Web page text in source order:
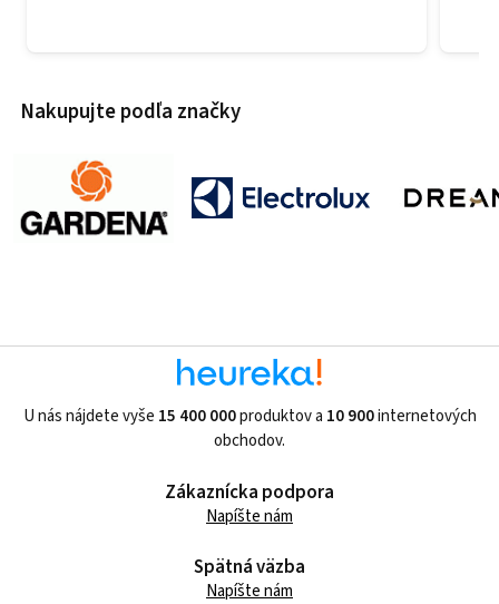
Nakupujte podľa značky
U nás nájdete vyše 15 400 000produktov a 10 900internetových
obchodov.
Zákaznícka podpora
Napíšte nám
Spätná väzba
Napíšte nám